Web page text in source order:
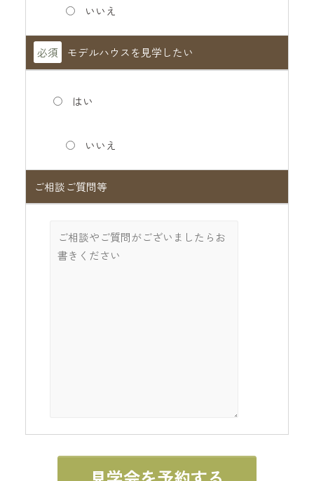
いいえ
必須 モデルハウスを見学したい
はい
いいえ
ご相談ご質問等